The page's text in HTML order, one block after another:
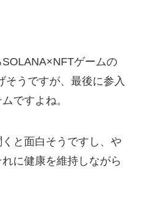
ゲームの
そうですが、最後に参入
ですよね。
と面白そうですし、や
に健康を維持しながら